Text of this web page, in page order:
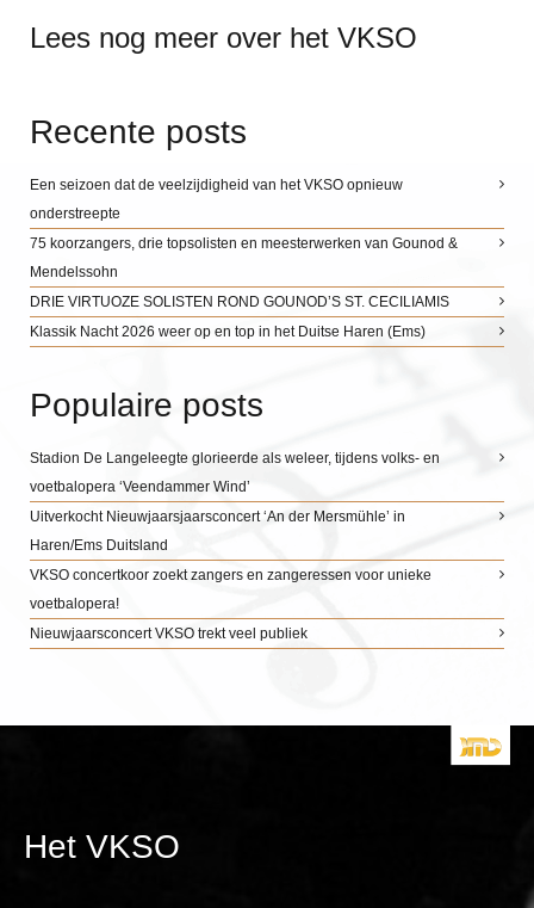
Lees nog meer over het VKSO
Recente posts
Een seizoen dat de veelzijdigheid van het VKSO opnieuw
onderstreepte
75 koorzangers, drie topsolisten en meesterwerken van Gounod &
Mendelssohn
DRIE VIRTUOZE SOLISTEN ROND GOUNOD’S ST. CECILIAMIS
Klassik Nacht 2026 weer op en top in het Duitse Haren (Ems)
Populaire posts
Stadion De Langeleegte glorieerde als weleer, tijdens volks- en
voetbalopera ‘Veendammer Wind’
Uitverkocht Nieuwjaarsjaarsconcert ‘An der Mersmühle’ in
Haren/Ems Duitsland
VKSO concertkoor zoekt zangers en zangeressen voor unieke
voetbalopera!
Nieuwjaarsconcert VKSO trekt veel publiek
Het VKSO